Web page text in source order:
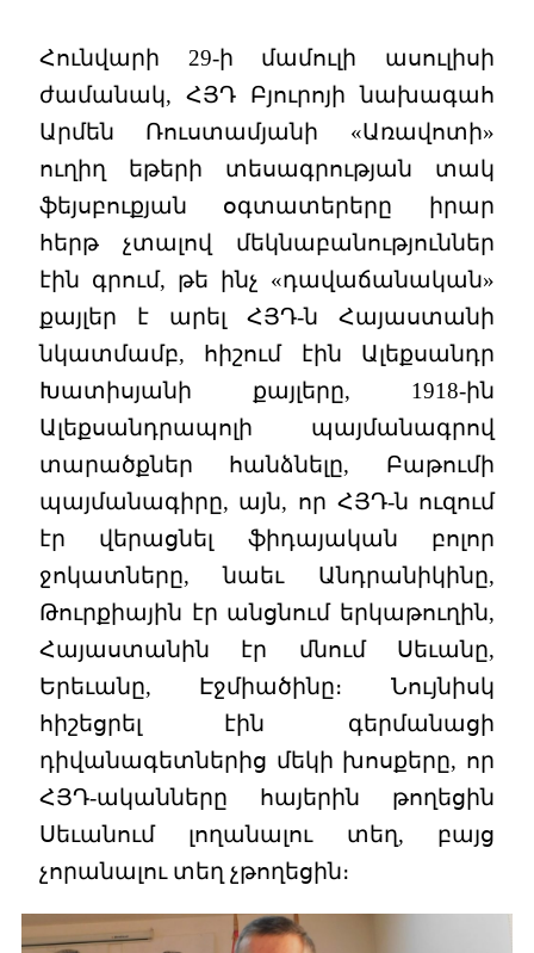
Հունվարի 29-ի մամուլի ասուլիսի
ժամանակ, ՀՅԴ Բյուրոյի նախագահ
Արմեն Ռուստամյանի «Առավոտի»
ուղիղ եթերի տեսագրության տակ
ֆեյսբուքյան օգտատերերը իրար
հերթ չտալով մեկնաբանություններ
էին գրում, թե ինչ «դավաճանական»
քայլեր է արել ՀՅԴ-ն Հայաստանի
նկատմամբ, հիշում էին Ալեքսանդր
Խատիսյանի քայլերը, 1918-ին
Ալեքսանդրապոլի պայմանագրով
տարածքներ հանձնելը, Բաթումի
պայմանագիրը, այն, որ ՀՅԴ-ն ուզում
էր վերացնել ֆիդայական բոլոր
ջոկատները, նաեւ Անդրանիկինը,
Թուրքիային էր անցնում երկաթուղին,
Հայաստանին էր մնում Սեւանը,
Երեւանը, Էջմիածինը։ Նույնիսկ
հիշեցրել էին գերմանացի
դիվանագետներից մեկի խոսքերը, որ
ՀՅԴ-ականները հայերին թողեցին
Սեւանում լողանալու տեղ, բայց
չորանալու տեղ չթողեցին։